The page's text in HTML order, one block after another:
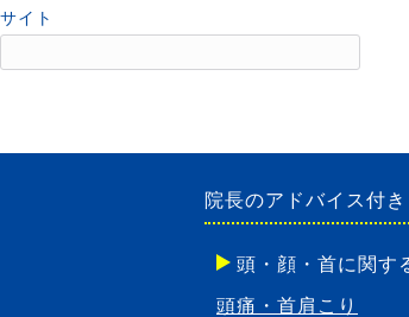
サイト
院長のアドバイス付き
頭・顔・首に関す
頭痛・首肩こり